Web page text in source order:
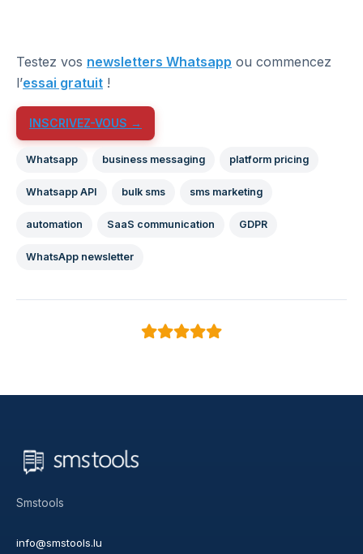
Testez vos newsletters Whatsapp ou commencez
l’essai gratuit !
INSCRIVEZ-VOUS →
Whatsapp business messaging platform pricing
Whatsapp API bulk sms sms marketing
automation SaaS communication GDPR
WhatsApp newsletter
Smstools
info@smstools.lu